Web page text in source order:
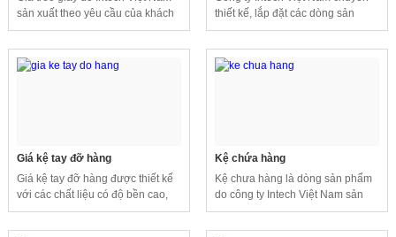
sản xuất theo yêu cầu của khách
hàng, với thiết kế đơn giản dễ
thiết kế, lắp đặt các dòng sản
phẩm giá kệ, kệ kho với nhiều
đáp ứng nhu cầu sử dụng của
Giá kệ tay đỡ hàng
Giá kệ tay đỡ hàng được thiết kế
với các chất liệu có độ bền cao,
giúp lưu trữ, sắp xếp nhiều dòng
Kệ chứa hàng
Kệ chưa hàng là dòng sản phẩm
do công ty Intech Việt Nam sản
xuất và chế tạo theo yêu cầu lắp